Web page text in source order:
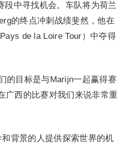
段中寻找机会。车队将为荷兰
的终点冲刺战绩斐然，他在
de la Loire Tour）中夺得
的目标是与Marijn一起赢得赛
广西的比赛对我们来说非常重
背景的人提供探索世界的机